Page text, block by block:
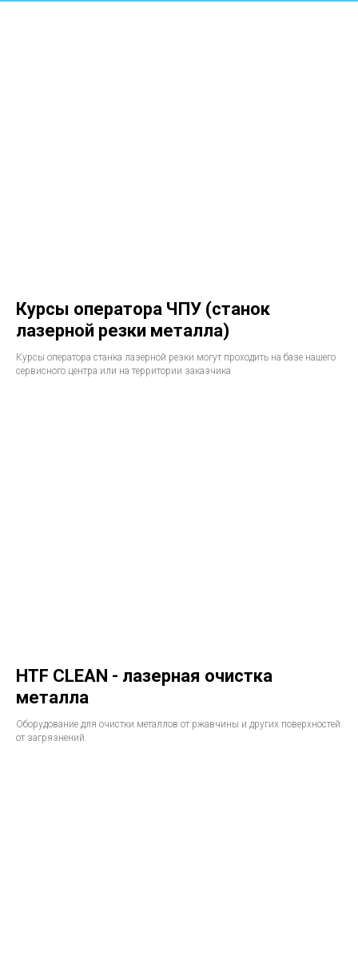
Курсы оператора ЧПУ (станок
лазерной резки металла)
Курсы оператора станка лазерной резки могут проходить на базе нашего
сервисного центра или на территории заказчика
HTF CLEAN - лазерная очистка
металла
Оборудование для очистки металлов от ржавчины и других поверхностей
от загрязнений.